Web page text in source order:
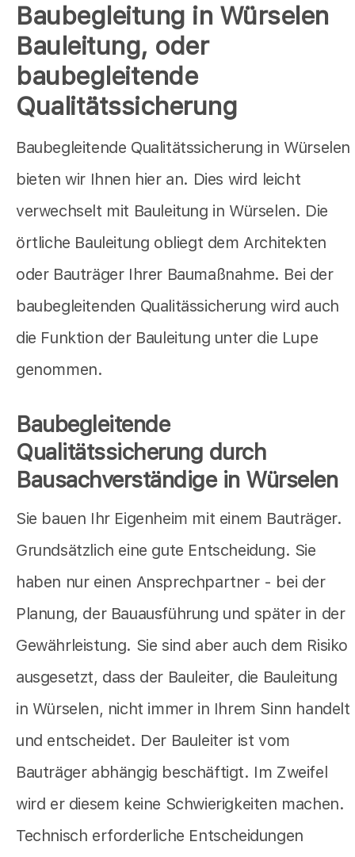
Baubegleitung in Würselen
Bauleitung, oder
baubegleitende
Qualitätssicherung
Baubegleitende Qualitätssicherung in Würselen
bieten wir Ihnen hier an. Dies wird leicht
verwechselt mit Bauleitung in Würselen. Die
örtliche Bauleitung obliegt dem Architekten
oder Bauträger Ihrer Baumaßnahme. Bei der
baubegleitenden Qualitässicherung wird auch
die Funktion der Bauleitung unter die Lupe
genommen.
Baubegleitende
Qualitätssicherung durch
Bausachverständige in Würselen
Sie bauen Ihr Eigenheim mit einem Bauträger.
Grundsätzlich eine gute Entscheidung. Sie
haben nur einen Ansprechpartner - bei der
Planung, der Bauausführung und später in der
Gewährleistung. Sie sind aber auch dem Risiko
ausgesetzt, dass der Bauleiter, die Bauleitung
in Würselen, nicht immer in Ihrem Sinn handelt
und entscheidet. Der Bauleiter ist vom
Bauträger abhängig beschäftigt. Im Zweifel
wird er diesem keine Schwierigkeiten machen.
Technisch erforderliche Entscheidungen